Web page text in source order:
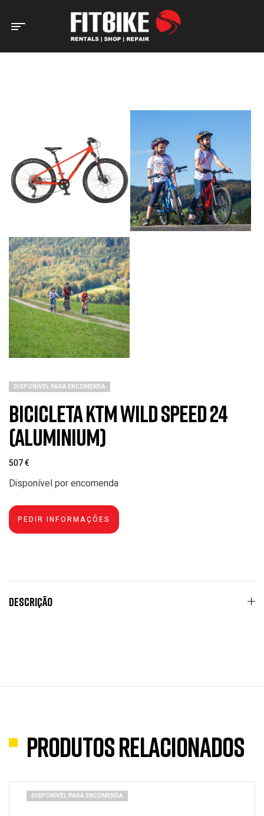
Bicicletas Criança/Junior
Speed 24 (Aluminium)
DISPONÍVEL PARA ENCOMENDA
Bicicleta KTM Wild Speed 24
(Aluminium)
507€
Disponível por encomenda
Descrição
Produtos Relacionados
DISPONÍVEL PARA ENCOMENDA